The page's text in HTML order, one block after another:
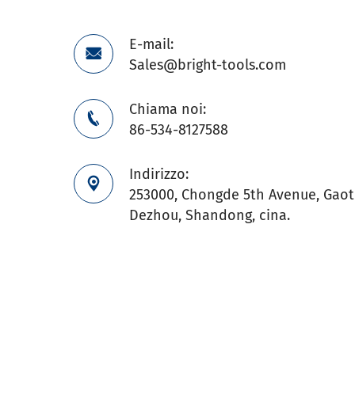

E-mail:
Sales@bright-tools.com

Chiama noi:
86-534-8127588

Indirizzo:
253000, Chongde 5th Avenue,
Dezhou, Shandong, cina.